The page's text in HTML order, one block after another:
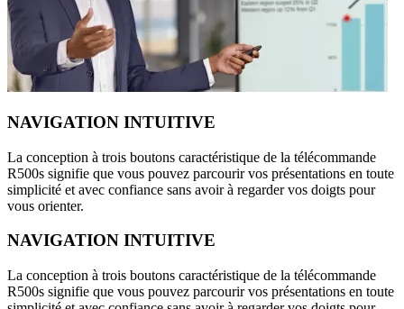
NAVIGATION INTUITIVE
La conception à trois boutons caractéristique de la télécommande
R500s signifie que vous pouvez parcourir vos présentations en toute
simplicité et avec confiance sans avoir à regarder vos doigts pour
vous orienter.
NAVIGATION INTUITIVE
La conception à trois boutons caractéristique de la télécommande
R500s signifie que vous pouvez parcourir vos présentations en toute